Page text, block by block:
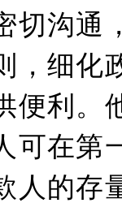
切沟通
，细化
便利。
可在第
人的存